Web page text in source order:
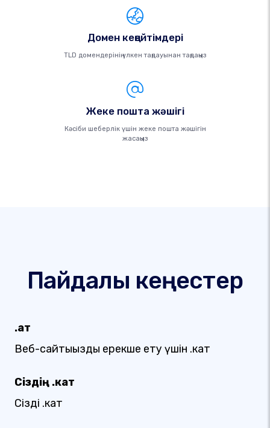
Домен кеңейтімдері
TLD домендерінің үлкен таңдауынан таңдаңыз
Жеке пошта жәшігі
Кәсіби шеберлік үшін жеке пошта жәшігін
жасаңыз
Пайдалы кеңестер
.қат
Веб-сайтыңызды ерекше ету үшін .кат
Сіздің .кат
Сіздің .кат